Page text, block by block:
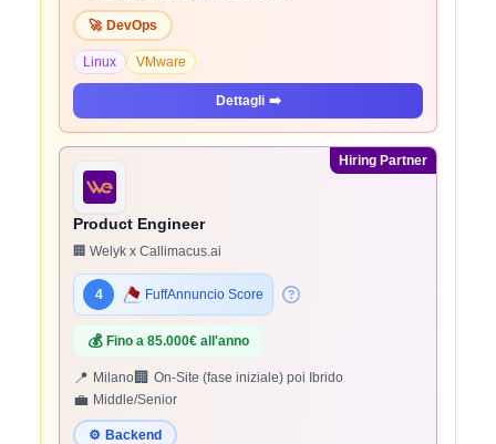
🚀 DevOps
Linux VMware
Dettagli ➡️
Hiring Partner
Product Engineer
🏢 Welyk x Callimacus.ai
4 FuffAnnuncio Score
💰 Fino a 85.000€ all'anno
📍 Milano🏢 On-Site (fase iniziale) poi Ibrido
💼 Middle/Senior
⚙️ Backend